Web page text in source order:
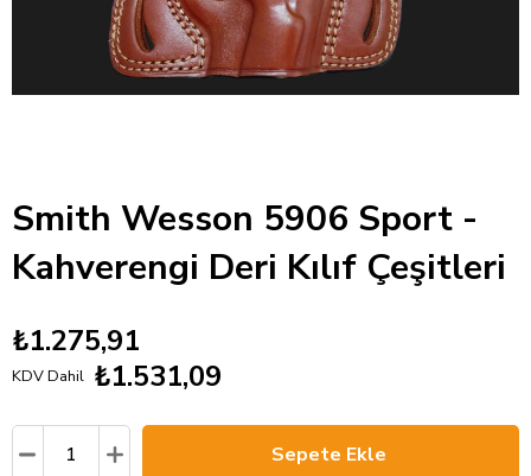
Smith Wesson 5906 Sport -
Kahverengi Deri Kılıf Çeşitleri
₺1.275,91
KDV Dahil ₺1.531,09